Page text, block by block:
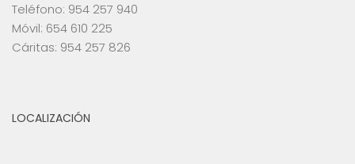
Teléfono: 954 257 940
Móvil: 654 610 225
Cáritas: 954 257 826
LOCALIZACIÓN